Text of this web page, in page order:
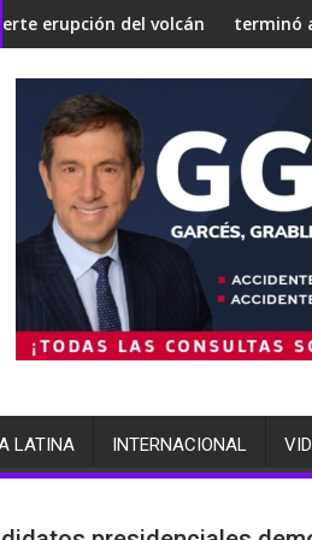
de Fuego
terminó arrestada por
LATINA INTERNACIONAL